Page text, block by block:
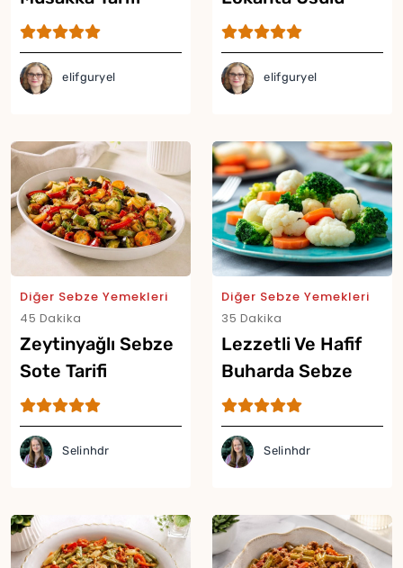
elifguryel
Şakşuka Tarifi
elifguryel
Diğer Sebze Yemekleri
45 Dakika
Zeytinyağlı Sebze
Sote Tarifi
Selinhdr
Diğer Sebze Yemekleri
35 Dakika
Lezzetli Ve Hafif
Buharda Sebze
Tarifi
Selinhdr